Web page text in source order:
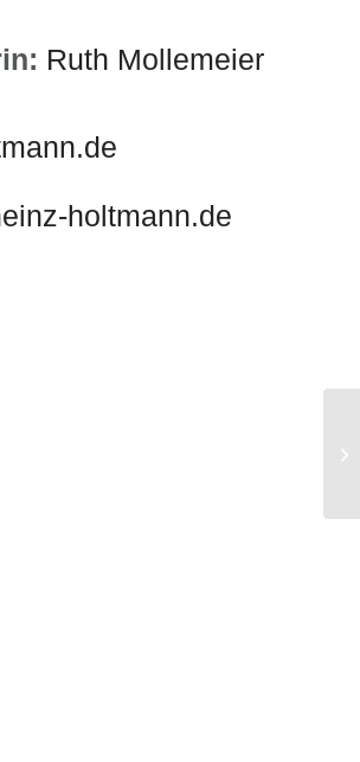
Ruth Mollemeier
holtmann.de